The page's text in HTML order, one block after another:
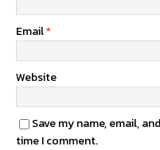
Email*
Website
Save my name, email,
time I comment.